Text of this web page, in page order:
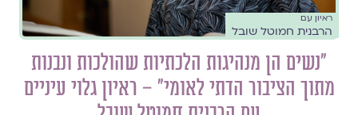
ראיון עם
הרבנית חמוטל שובל
״נשים הן מנהיגות הלכתיות שהולכות ונבנות
מתוך הציבור הדתי לאומי״ – ראיון גלוי עיניים